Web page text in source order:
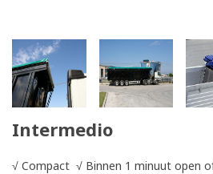
Contact
Intermedio
√ Compact √ Binnen 1 minuut open